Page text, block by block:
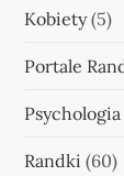
Kobiety(5)
Portale
Psychologia
Randki (60)